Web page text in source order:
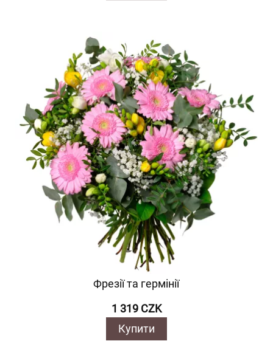
Фрезії та гермінії
1 319 CZK
Купити